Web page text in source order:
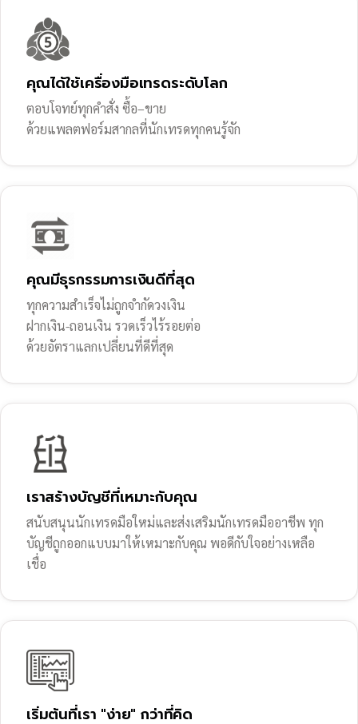
คุณได้ใช้เครื่องมือเทรดระดับโลก
ตอบโจทย์ทุกคำสั่ง ซื้อ–ขาย
ด้วยแพลตฟอร์มสากลที่นักเทรดทุกคนรู้จัก
คุณมีธุรกรรมการเงินดีที่สุด
ทุกความสำเร็จไม่ถูกจำกัดวงเงิน
ฝากเงิน-ถอนเงิน รวดเร็วไร้รอยต่อ
ด้วยอัตราแลกเปลี่ยนที่ดีที่สุด
เราสร้างบัญชีที่เหมาะกับคุณ
สนับสนุนนักเทรดมือใหม่และส่งเสริมนักเทรดมืออาชีพ ทุก
บัญชีถูกออกแบบมาให้เหมาะกับคุณ พอดีกับใจอย่างเหลือ
เชื่อ
เริ่มต้นที่เรา "ง่าย" กว่าที่คิด